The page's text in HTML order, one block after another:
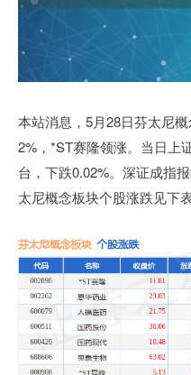
本站消息，5月28日芬太尼
2%，*ST赛隆领涨。当日上
台，下跌0.02%。深证成指
太尼概念板块个股涨跌见下